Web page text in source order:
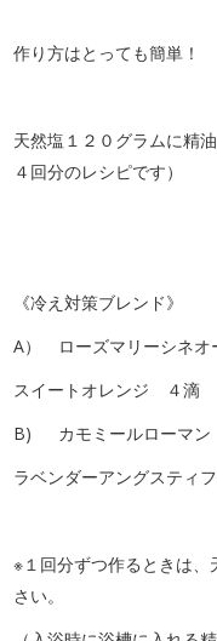
作り方はとっても簡単！
天然塩１２０グラムに精
４回分のレシピです）
《冷え対策ブレンド》
A） ローズマリーシ
スイートオレンジ ４
B) カモミールロー
ラベンダーアングステ
※１回分ずつ作るときは
さい。